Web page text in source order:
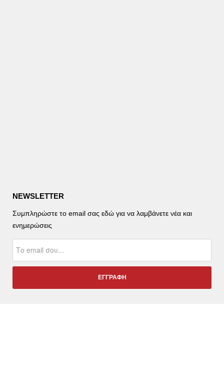
NEWSLETTER
Συμπληρώστε το email σας εδώ για να λαμβάνετε νέα και
ενημερώσεις